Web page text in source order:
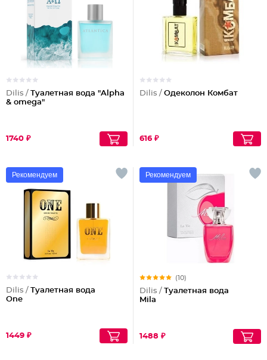
Dilis / Туалетная вода "Alpha
& omega"
1740 ₽
Dilis / Одеколон Комбат
616 ₽
Рекомендуем
Dilis / Туалетная вода
One
1449 ₽
Рекомендуем
(10)
Dilis / Туалетная вода
Mila
1488 ₽